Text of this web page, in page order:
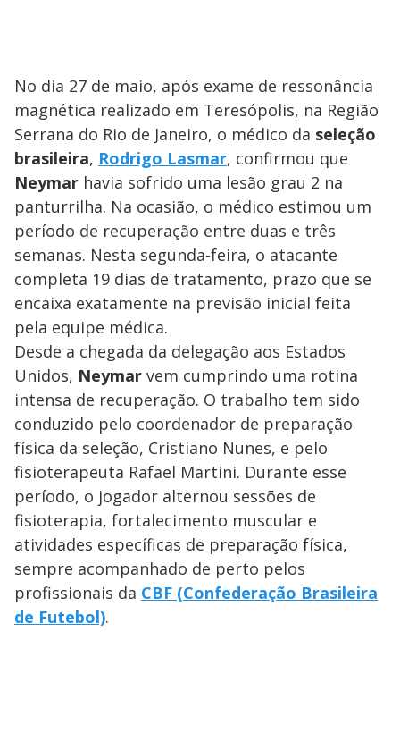
No dia 27 de maio, após exame de ressonância
magnética realizado em Teresópolis, na Região
Serrana do Rio de Janeiro, o médico da seleção
brasileira, Rodrigo Lasmar, confirmou que
Neymar havia sofrido uma lesão grau 2 na
panturrilha. Na ocasião, o médico estimou um
período de recuperação entre duas e três
semanas. Nesta segunda-feira, o atacante
completa 19 dias de tratamento, prazo que se
encaixa exatamente na previsão inicial feita
pela equipe médica.
Desde a chegada da delegação aos Estados
Unidos, Neymar vem cumprindo uma rotina
intensa de recuperação. O trabalho tem sido
conduzido pelo coordenador de preparação
física da seleção, Cristiano Nunes, e pelo
fisioterapeuta Rafael Martini. Durante esse
período, o jogador alternou sessões de
fisioterapia, fortalecimento muscular e
atividades específicas de preparação física,
sempre acompanhado de perto pelos
profissionais da CBF (Confederação Brasileira
de Futebol).